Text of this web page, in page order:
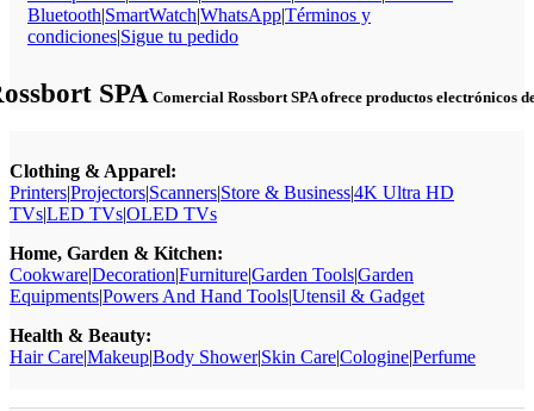
Bluetooth|SmartWatch|WhatsApp|Términos y
condiciones|Sigue tu pedido
SPA Comercial Rossbort SPA ofrece productos electrónicos
Clothing & Apparel:
Printers|Projectors|Scanners|Store & Business|4K Ultra HD
TVs|LED TVs|OLED TVs
Home, Garden & Kitchen:
Cookware|Decoration|Furniture|Garden Tools|Garden
Equipments|Powers And Hand Tools|Utensil & Gadget
Health & Beauty:
Hair Care|Makeup|Body Shower|Skin Care|Cologine|Perfume